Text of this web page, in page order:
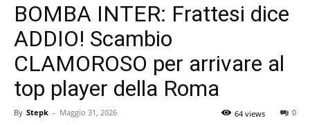
BOMBA INTER: Frattesi dice
ADDIO! Scambio
CLAMOROSO per arrivare al
top player della Roma
By Stepk - Maggio 31, 2026 0
64 views